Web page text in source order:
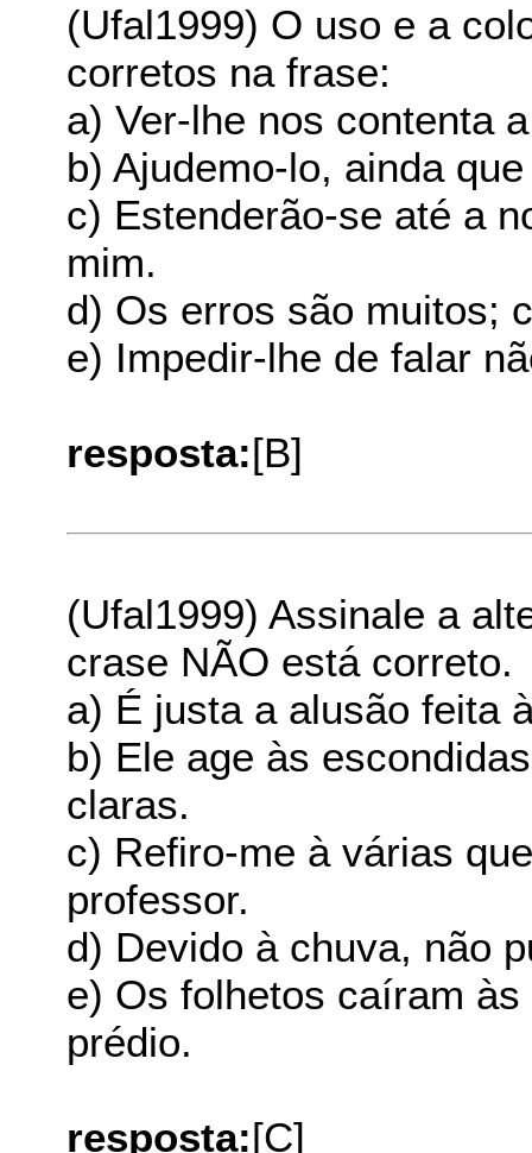
(Ufal1999) O uso e a
corretos na frase:
a) Ver-lhe nos contenta
b) Ajudemo-lo, ainda
c) Estenderão-se até a
mim.
d) Os erros são muitos;
e) Impedir-lhe de falar
resposta:[B]
(Ufal1999) Assinale a
crase NÃO está correto.
a) É justa a alusão feita
b) Ele age às
claras.
c) Refiro-me à várias
professor.
d) Devido à chuva, não
e) Os folhetos caíram
prédio.
resposta:[C]